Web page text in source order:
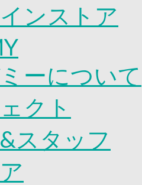
ンストア
ーについて
クト
スタッフ